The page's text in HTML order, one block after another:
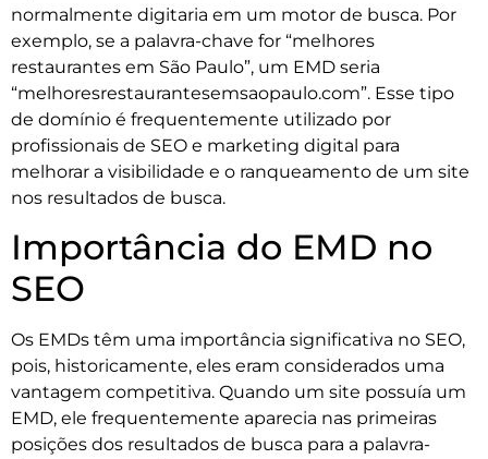
normalmente digitaria em um motor de busca. Por
exemplo, se a palavra-chave for “melhores
restaurantes em São Paulo”, um EMD seria
“melhoresrestaurantesemsaopaulo.com”. Esse tipo
de domínio é frequentemente utilizado por
profissionais de SEO e marketing digital para
melhorar a visibilidade e o ranqueamento de um site
nos resultados de busca.
Importância do EMD no
SEO
Os EMDs têm uma importância significativa no SEO,
pois, historicamente, eles eram considerados uma
vantagem competitiva. Quando um site possuía um
EMD, ele frequentemente aparecia nas primeiras
posições dos resultados de busca para a palavra-